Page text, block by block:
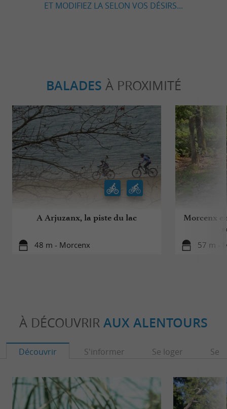
ET MODIFIEZ LA SELON VOS DÉSIRS...
BALADES À PROXIMITÉ
A Arjuzanx, la piste du lac
48 m - Morcenx
Morcenx
57 m -
À DÉCOUVRIR AUX ALENTOURS
Découvrir S'informer Se loger Se